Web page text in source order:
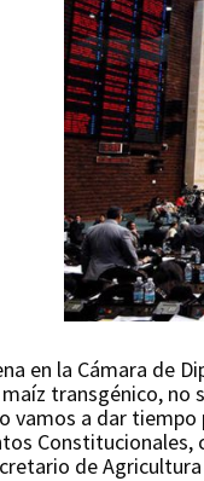
en la Cámara de
transgénico,
vamos a dar
de